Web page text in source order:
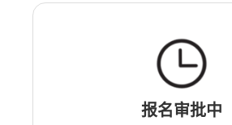
报名审批中